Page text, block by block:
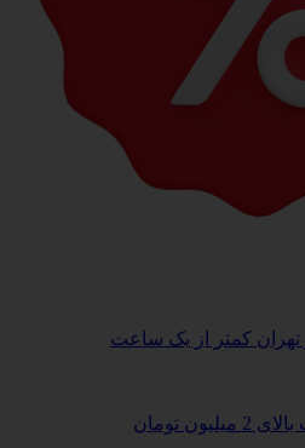
تهران کمتر از یک ساعت
تومان